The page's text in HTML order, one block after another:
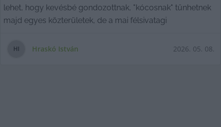
lehet, hogy kevésbé gondozottnak, "kócosnak" tűnhetnek
majd egyes közterületek, de a mai félsivatagi
HI Hraskó István 2026. 05. 08.